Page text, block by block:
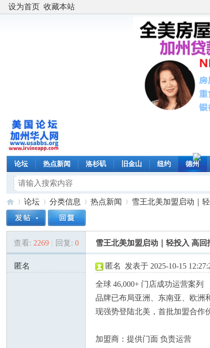
设为首页 收藏本站
论坛 热点新闻 洛杉矶 旧金山 纽约 德州
美»
论坛
›
分类信息 热点新闻
›
雪王北美加盟启动｜
查看: 2269 | 回复: 0 雪王北美加盟启动｜轻投入 高回
匿名
匿名 发表于 2025-10-15
全球 46,000+ 门店成功运营案列
品牌已布局亚洲、东南亚、欧洲
现强势登陆北美，首批加盟合作
加盟商：提供门面 负责运营